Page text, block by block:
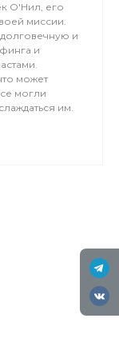
О'Нил, его
миссии.
и
и
может
могли
им.